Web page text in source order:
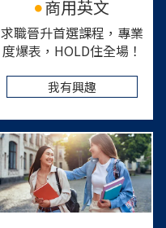
商用英文
求職晉升首選課程，專業
度爆表，HOLD住全場！
我有興趣